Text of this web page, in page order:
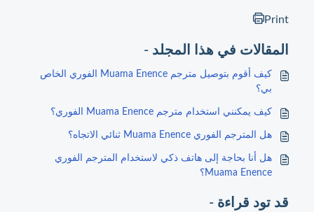
Print
المقالات في هذا المجلد -
كيف أقوم بتوصيل مترجم Muama Enence الفوري الخاص
بي؟
كيف يمكنني استخدام مترجم Muama Enence الفوري؟
هل المترجم الفوري Muama Enence ثنائي الاتجاه؟
هل أنا بحاجة إلى هاتف ذكي لاستخدام المترجم الفوري
Muama Enence؟
قد تود قراءة -